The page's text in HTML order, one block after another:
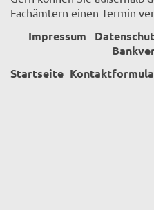
Fachämtern einen Termin
Impressum
Startseite